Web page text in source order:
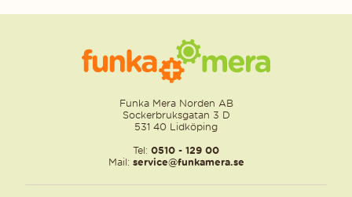
Funka Mera Norden AB
Sockerbruksgatan 3 D
531 40 Lidköping
Tel: 0510 - 129 00
Mail: service@funkamera.se